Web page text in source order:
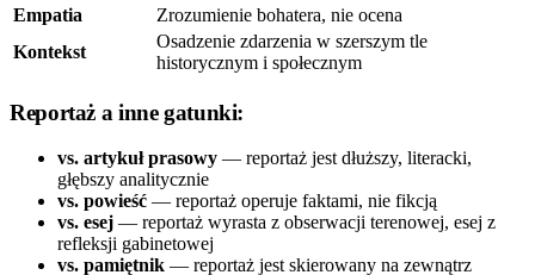
Empatia
Zrozumienie bohatera, nie ocena
Kontekst
Osadzenie zdarzenia w szerszym tle
historycznym i społecznym
Reportaż a inne gatunki:
vs. artykuł prasowy — reportaż jest dłuższy, literacki,
głębszy analitycznie
vs. powieść — reportaż operuje faktami, nie fikcją
vs. esej — reportaż wyrasta z obserwacji terenowej, esej z
refleksji gabinetowej
vs. pamiętnik — reportaż jest skierowany na zewnątrz